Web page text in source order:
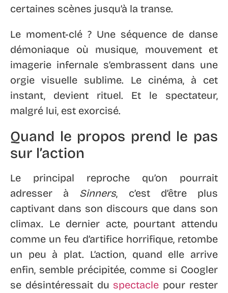
certaines scènes jusqu’à la transe.
Le moment-clé ? Une séquence de danse
démoniaque où musique, mouvement et
imagerie infernale s’embrassent dans une
orgie visuelle sublime. Le cinéma, à cet
instant, devient rituel. Et le spectateur,
malgré lui, est exorcisé.
Quand le propos prend le pas
sur l’action
Le principal reproche qu’on pourrait
adresser à Sinners, c’est d’être plus
captivant dans son discours que dans son
climax. Le dernier acte, pourtant attendu
comme un feu d’artifice horrifique, retombe
un peu à plat. L’action, quand elle arrive
enfin, semble précipitée, comme si Coogler
se désintéressait du spectacle pour rester